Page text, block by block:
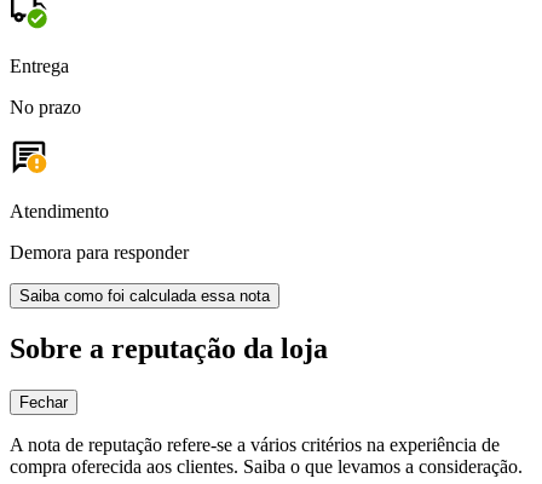
Entrega
No prazo
Atendimento
Demora para responder
Saiba como foi calculada essa nota
Sobre a reputação da loja
Fechar
A nota de reputação refere-se a vários critérios na experiência de
compra oferecida aos clientes. Saiba o que levamos a consideração.